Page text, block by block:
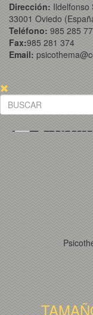
Dirección: Ildelfonso
33001 Oviedo
Teléfono: 985 285
Fax:985 281 374
Email: